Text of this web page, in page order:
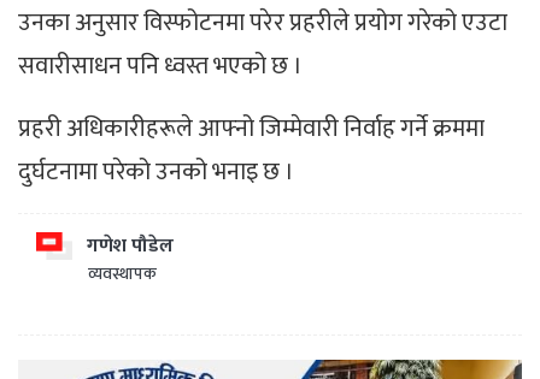
उनका अनुसार विस्फोटनमा परेर प्रहरीले प्रयोग गरेको एउटा
सवारीसाधन पनि ध्वस्त भएको छ ।
प्रहरी अधिकारीहरूले आफ्नो जिम्मेवारी निर्वाह गर्ने क्रममा
दुर्घटनामा परेको उनको भनाइ छ ।
गणेश पौडेल
व्यवस्थापक